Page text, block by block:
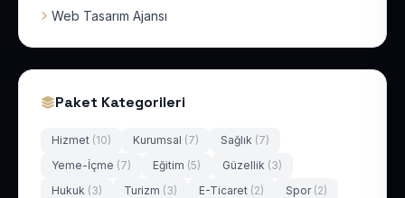
Web Tasarım Ajansı
Paket Kategorileri
Hizmet (10) Kurumsal (7) Sağlık (7)
Yeme-İçme (7) Eğitim (5) Güzellik (3)
Hukuk (3) Turizm (3) E-Ticaret (2) Spor (2)